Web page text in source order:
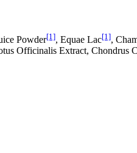
Powder[1], Equae Lac[1],
Officinalis Extract, Chondrus